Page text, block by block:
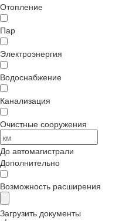
Отопление
Пар
Электроэнергия
Водоснабжение
Канализация
Очистные сооружения
До автомагистрали
Дополнительно
Возможность расширения
Загрузить документы